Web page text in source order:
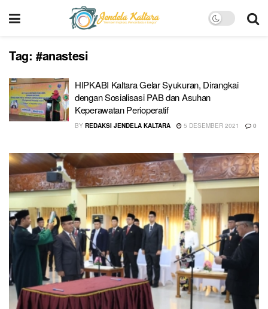
Tag: #anastesi
HIPKABI Kaltara Gelar Syukuran, Dirangkai
dengan Sosialisasi PAB dan Asuhan
Keperawatan Perioperatif
BY REDAKSI JENDELA KALTARA 5 DESEMBER 2021 0